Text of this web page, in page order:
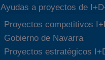
Ayudas a proyectos de
Proyectos competitivos
Gobierno de Navarra
Proyectos estratégicos